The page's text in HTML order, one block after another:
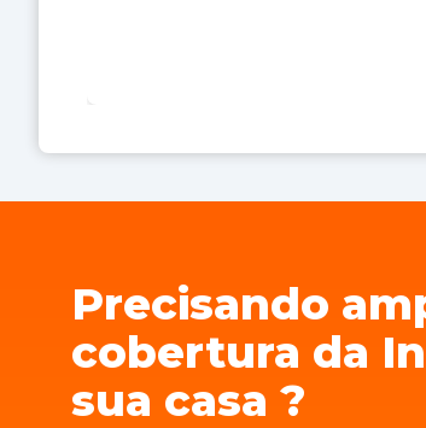
Precisando
cobertura da
sua casa ?